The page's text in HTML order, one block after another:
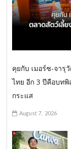
คุยกับ เมอร์ซ-จารุ
ไทย อีก 3 ปีคือบท
กระแส
August 7, 2026